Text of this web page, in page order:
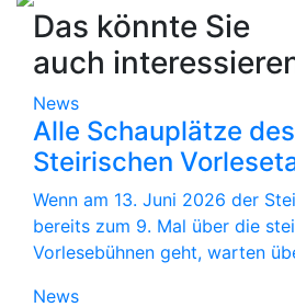
Das könnte Sie
auch
News
Alle Schauplätze
Steirischen
Wenn am 13. Juni 2026 der
bereits zum 9. Mal über die
Vorlesebühnen geht, warten
News